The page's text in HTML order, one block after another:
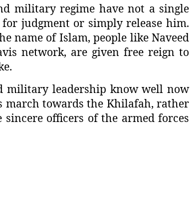
military regime have not a single
judgment or simply release him.
name of Islam, people like Naveed
network, are given free reign to
military leadership know well now
march towards the Khilafah, rather
officers of the armed forces